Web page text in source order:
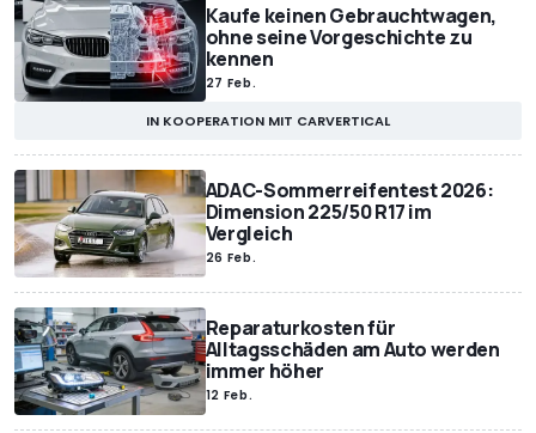
Kaufe keinen Gebrauchtwagen,
ohne seine Vorgeschichte zu
kennen
27 Feb.
IN KOOPERATION MIT CARVERTICAL
ADAC-Sommerreifentest 2026:
Dimension 225/50 R17 im
Vergleich
26 Feb.
Reparaturkosten für
Alltagsschäden am Auto werden
immer höher
12 Feb.